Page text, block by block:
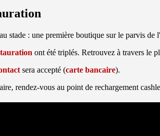
stade : une première boutique sur le parvis
ont été triplés. Retrouvez à travers le
sera accepté (carte bancaire).
rendez-vous au point de rechargement